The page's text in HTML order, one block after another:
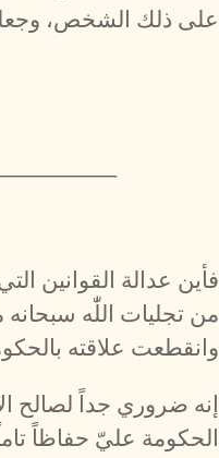
على ذلك الشخص،
فأين عدالة القوانين
من تجليات اللّٰه
وانقطعت علاقته
إنه ضروري جداً لصالح
الحكومة عليّ حفاظاً تاماً